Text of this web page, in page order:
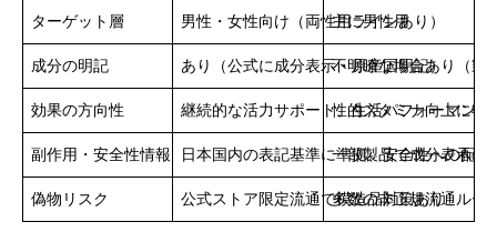
ターゲット層 男性・女性向け（両性用ラインあり）
主に男性用
成分の明記 あり（公式に成分表示・原産国明記）
不明瞭な場合あり（製
効果の方向性 継続的な活力サポート、生活パフォーマンス
性的スタミナ向上に特
副作用・安全性情報 日本国内の表記基準に準拠、安全性への配慮
一部製品で成分表示の
偽物リスク 公式ストア限定流通で模造品対策あり
多数の非正規流通ルー